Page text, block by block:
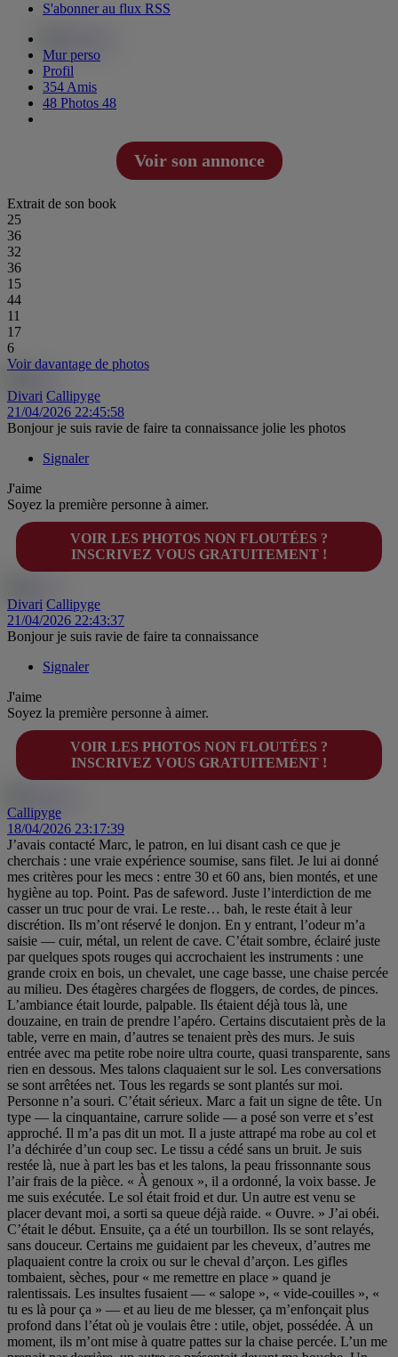
S'abonner au flux RSS
Mur perso
Profil
354 Amis
48 Photos 48
Voir son annonce
Extrait de son book
25
36
32
36
15
44
11
17
6
Voir davantage de photos
Divari Callipyge
21/04/2026 22:45:58
Bonjour je suis ravie de faire ta connaissance jolie les photos
Signaler
J'aime
Soyez la première personne à aimer.
VOIR LES PHOTOS NON FLOUTÉES ?
INSCRIVEZ VOUS GRATUITEMENT !
Divari Callipyge
21/04/2026 22:43:37
Bonjour je suis ravie de faire ta connaissance
Signaler
J'aime
Soyez la première personne à aimer.
VOIR LES PHOTOS NON FLOUTÉES ?
INSCRIVEZ VOUS GRATUITEMENT !
Callipyge
18/04/2026 23:17:39
J’avais contacté Marc, le patron, en lui disant cash ce que je
cherchais : une vraie expérience soumise, sans filet. Je lui ai donné
mes critères pour les mecs : entre 30 et 60 ans, bien montés, et une
hygiène au top. Point. Pas de safeword. Juste l’interdiction de me
casser un truc pour de vrai. Le reste… bah, le reste était à leur
discrétion. Ils m’ont réservé le donjon. En y entrant, l’odeur m’a
saisie — cuir, métal, un relent de cave. C’était sombre, éclairé juste
par quelques spots rouges qui accrochaient les instruments : une
grande croix en bois, un chevalet, une cage basse, une chaise percée
au milieu. Des étagères chargées de floggers, de cordes, de pinces.
L’ambiance était lourde, palpable. Ils étaient déjà tous là, une
douzaine, en train de prendre l’apéro. Certains discutaient près de la
table, verre en main, d’autres se tenaient près des murs. Je suis
entrée avec ma petite robe noire ultra courte, quasi transparente, sans
rien en dessous. Mes talons claquaient sur le sol. Les conversations
se sont arrêtées net. Tous les regards se sont plantés sur moi.
Personne n’a souri. C’était sérieux. Marc a fait un signe de tête. Un
type — la cinquantaine, carrure solide — a posé son verre et s’est
approché. Il m’a pas dit un mot. Il a juste attrapé ma robe au col et
l’a déchirée d’un coup sec. Le tissu a cédé sans un bruit. Je suis
restée là, nue à part les bas et les talons, la peau frissonnante sous
l’air frais de la pièce. « À genoux », il a ordonné, la voix basse. Je
me suis exécutée. Le sol était froid et dur. Un autre est venu se
placer devant moi, a sorti sa queue déjà raide. « Ouvre. » J’ai obéi.
C’était le début. Ensuite, ça a été un tourbillon. Ils se sont relayés,
sans douceur. Certains me guidaient par les cheveux, d’autres me
plaquaient contre la croix ou sur le cheval d’arçon. Les gifles
tombaient, sèches, pour « me remettre en place » quand je
ralentissais. Les insultes fusaient — « salope », « vide-couilles », «
tu es là pour ça » — et au lieu de me blesser, ça m’enfonçait plus
profond dans l’état où je voulais être : utile, objet, possédée. À un
moment, ils m’ont mise à quatre pattes sur la chaise percée. L’un me